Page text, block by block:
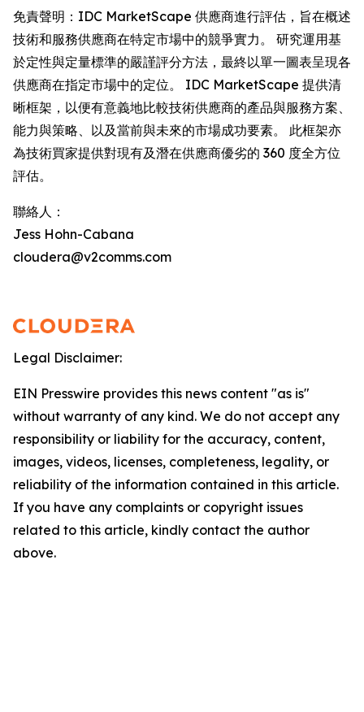
免責聲明：IDC MarketScape 供應商進行評估，旨在概述
技術和服務供應商在特定市場中的競爭實力。 研究運用基
於定性與定量標準的嚴謹評分方法，最終以單一圖表呈現各
供應商在指定市場中的定位。 IDC MarketScape 提供清
晰框架，以便有意義地比較技術供應商的產品與服務方案、
能力與策略、以及當前與未來的市場成功要素。 此框架亦
為技術買家提供對現有及潛在供應商優劣的 360 度全方位
評估。
聯絡人：
Jess Hohn-Cabana
cloudera@v2comms.com
Legal Disclaimer:
EIN Presswire provides this news content "as is"
without warranty of any kind. We do not accept any
responsibility or liability for the accuracy, content,
images, videos, licenses, completeness, legality, or
reliability of the information contained in this article.
If you have any complaints or copyright issues
related to this article, kindly contact the author
above.